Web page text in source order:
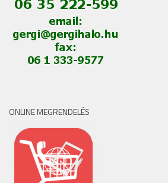
ONLINE MEGRENDELÉS